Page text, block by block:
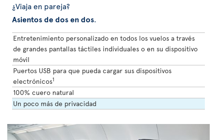
¿Viaja en pareja?
Asientos de dos en dos.
Entretenimiento personalizado en todos los vuelos a través
de grandes pantallas táctiles individuales o en su dispositivo
móvil
Puertos USB para que pueda cargar sus dispositivos
electrónicos1
100% cuero natural
Un poco más de privacidad